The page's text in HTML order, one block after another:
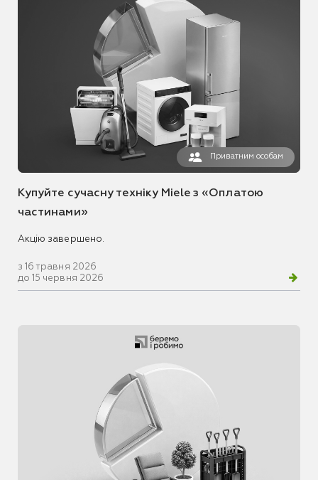
Приватним особам
Купуйте сучасну техніку Miele з «Оплатою
частинами»
Акцію завершено.
з 16 травня 2026
до 15 червня 2026